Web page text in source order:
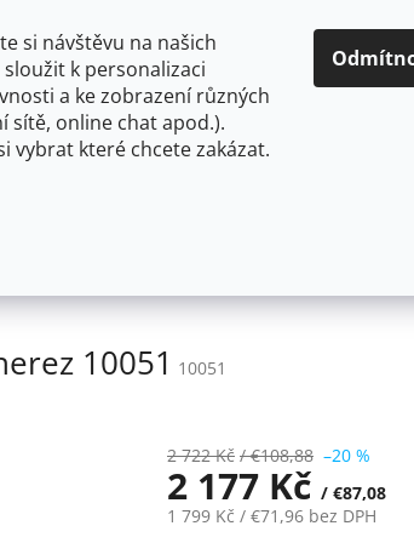
si návštěvu na našich
k personalizaci
a ke zobrazení různých
sítě, online chat apod.).
vybrat které chcete zakázat.
HLEDAT
10051
10051 10051
2 722 Kč / €108,88 –20 %
2 177 Kč / €87,08
1 799 Kč / €71,96 bez DPH